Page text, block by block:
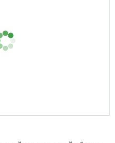
зайцев и мышей яблони,